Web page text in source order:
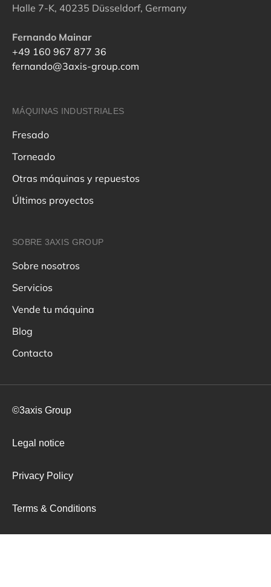
Halle 7-K, 40235 Düsseldorf, Germany
Fernando Mainar
+49 160 967 877 36
fernando@3axis-group.com
MÁQUINAS INDUSTRIALES
Fresado
Torneado
Otras máquinas y repuestos
Últimos proyectos
SOBRE 3AXIS GROUP
Sobre nosotros
Servicios
Vende tu máquina
Blog
Contacto
©3axis Group
Legal notice
Privacy Policy
Terms & Conditions